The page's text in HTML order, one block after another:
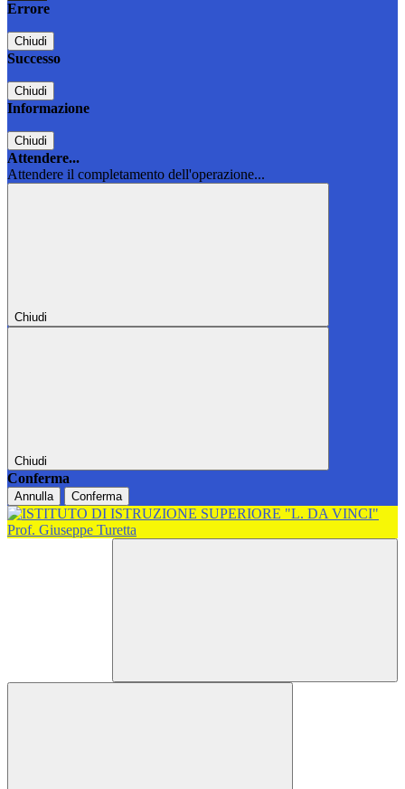
Errore
Chiudi
Successo
Chiudi
Informazione
Chiudi
Attendere...
Attendere il completamento dell'operazione...
Chiudi
Chiudi
Conferma
Annulla Conferma